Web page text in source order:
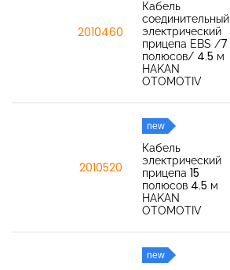
2010460
Кабель
соединительный
электрический
прицепа EBS /7
полюсов/ 4.5 м
HAKAN
OTOMOTIV
2010520
new
Кабель
электрический
прицепа 15
полюсов 4.5 м
HAKAN
OTOMOTIV
new